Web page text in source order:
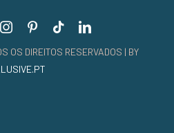
OS DIREITOS RESERVADOS | BY